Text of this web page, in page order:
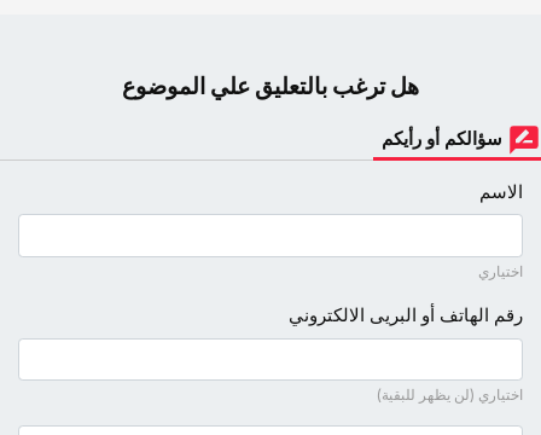
هل ترغب بالتعليق علي الموضوع
سؤالكم أو رأيكم
الاسم
اختياري
رقم الهاتف أو البريى الالكتروني
اختياري (لن يظهر للبقية)